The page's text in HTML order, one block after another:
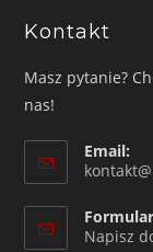
Kontakt
Masz pytanie?
nas!
Email:
Napisz